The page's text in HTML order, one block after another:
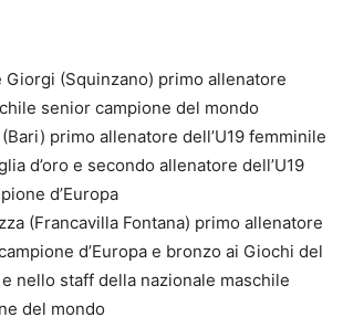
Giorgi (Squinzano) primo allenatore
senior campione del mondo
primo allenatore dell’U19 femminile
d’oro e secondo allenatore dell’U19
d’Europa
(Francavilla Fontana) primo allenatore
d’Europa e bronzo ai Giochi del
nello staff della nazionale maschile
del mondo